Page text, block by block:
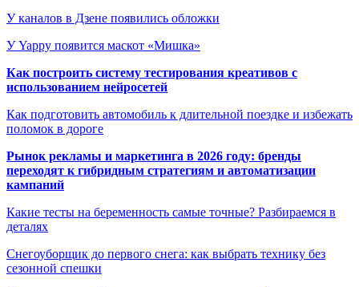
У каналов в Дзене появились обложки
У Yappy появится маскот «Мишка»
Как построить систему тестирования креативов с
использованием нейросетей
Как подготовить автомобиль к длительной поездке и избежать
поломок в дороге
Рынок рекламы и маркетинга в 2026 году: бренды
переходят к гибридным стратегиям и автоматизации
кампаний
Какие тесты на беременность самые точные? Разбираемся в
деталях
Снегоуборщик до первого снега: как выбрать технику без
сезонной спешки